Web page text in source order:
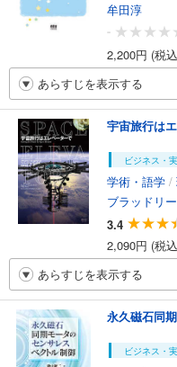
牟田淳
-
2,200円 (税
あらすじを表示する
宇宙旅行は
ビジネス・
学術・語学 /
ブラッドリ
3.4
2,090円 (税
あらすじを表示する
永久磁石同
ビジネス・